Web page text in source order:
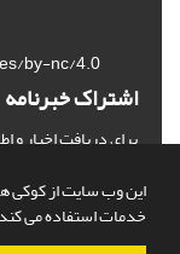
این وب سایت از کوکی ها
خدمات استفاده می
by-nc/4.0/
اشتراک خبرنامه
برای دریافت اخبار